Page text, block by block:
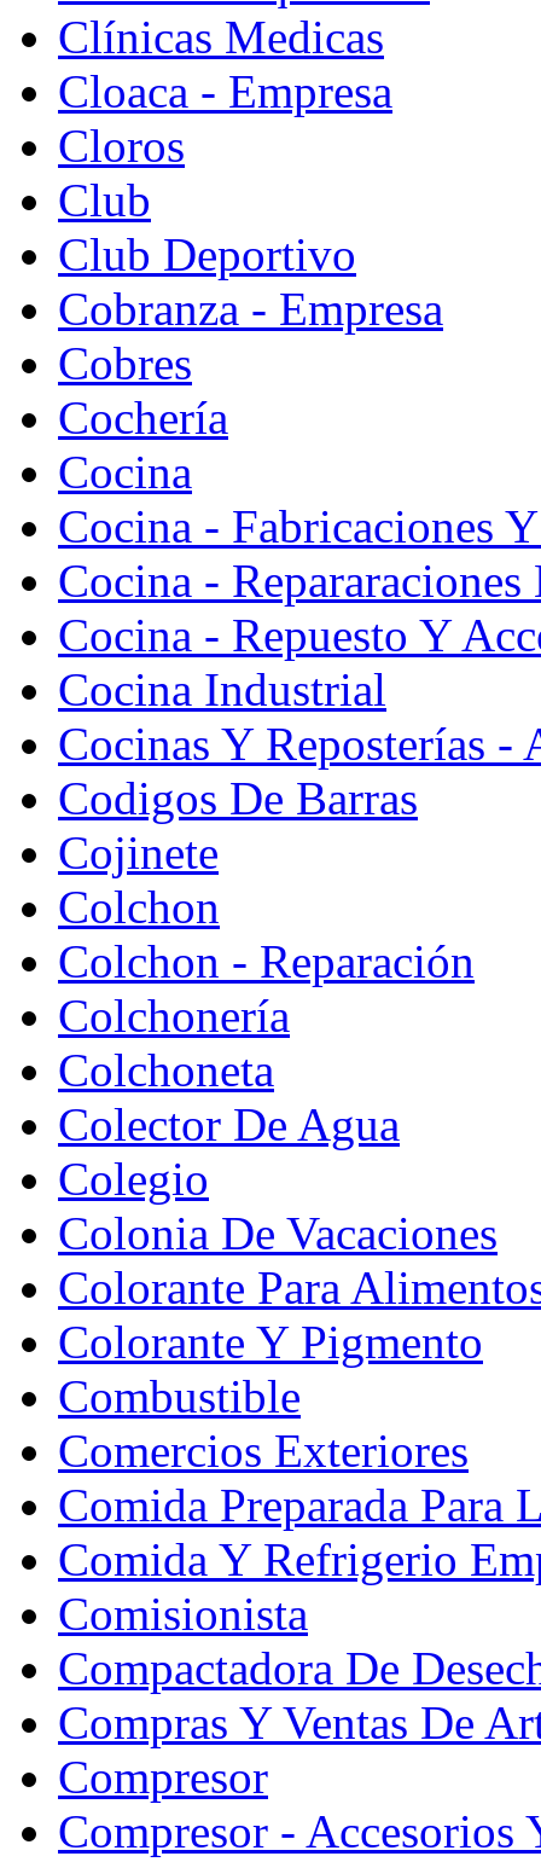
Clínicas Medicas
Cloaca - Empresa
Cloros
Club
Club Deportivo
Cobranza - Empresa
Cobres
Cochería
Cocina
Cocina - Fabricaciones
Cocina - Repararaciones
Cocina - Repuesto Y
Cocina Industrial
Cocinas Y Reposterías -
Codigos De Barras
Cojinete
Colchon
Colchon - Reparación
Colchonería
Colchoneta
Colector De Agua
Colegio
Colonia De Vacaciones
Colorante Para
Colorante Y Pigmento
Combustible
Comercios Exteriores
Comida Preparada Para
Comida Y Refrigerio
Comisionista
Compactadora De
Compras Y Ventas De
Compresor
Compresor - Accesorios